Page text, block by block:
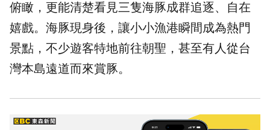
俯瞰，更能清楚看見三隻海豚成群追逐、自在
嬉戲。海豚現身後，讓小小漁港瞬間成為熱門
景點，不少遊客特地前往朝聖，甚至有人從台
灣本島遠道而來賞豚。